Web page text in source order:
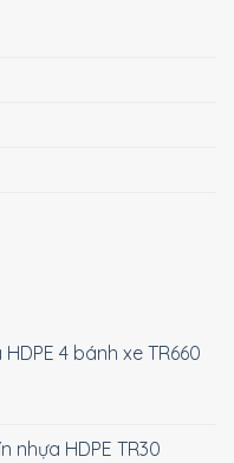
4 bánh xe TR660
nhựa HDPE TR30